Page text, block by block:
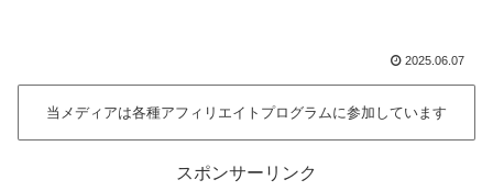
2025.06.07
当メディアは各種アフィリエイトプログラムに参加しています
スポンサーリンク